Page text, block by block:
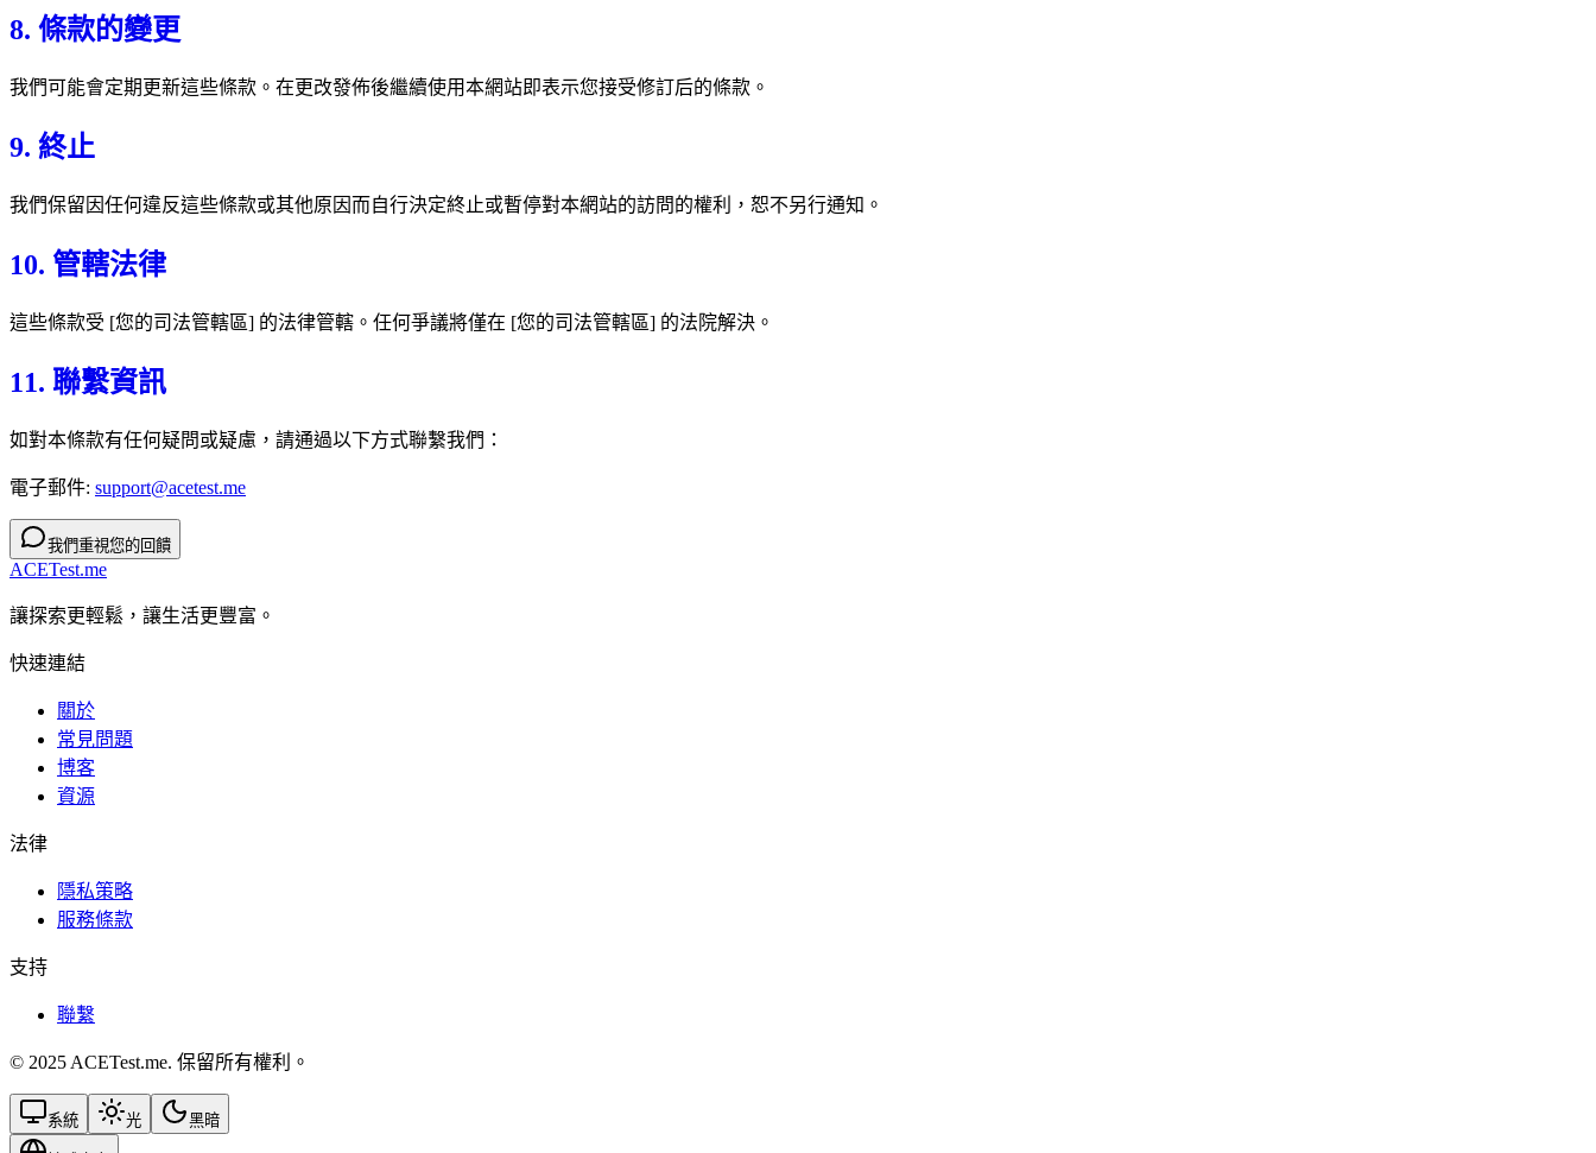
8. 條款的變更
我們可能會定期更新這些條款。在更改發佈後繼續使用本網站即表示您接受修訂后的條款。
9. 終止
我們保留因任何違反這些條款或其他原因而自行決定終止或暫停對本網站的訪問的權利，恕不另行通知。
10. 管轄法律
這些條款受 [您的司法管轄區] 的法律管轄。任何爭議將僅在 [您的司法管轄區] 的法院解決。
11. 聯繫資訊
如對本條款有任何疑問或疑慮，請通過以下方式聯繫我們：
電子郵件: support@acetest.me
我們重視您的回饋
ACETest.me
讓探索更輕鬆，讓生活更豐富。
快速連結
關於
常見問題
博客
資源
法律
隱私策略
服務條款
支持
聯繫
© 2025 ACETest.me. 保留所有權利。
系統 光 黑暗